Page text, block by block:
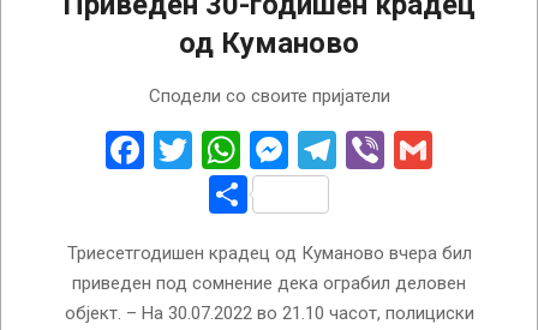
од Куманово
Сподели со своите пријатели
Facebook
Twitter
WhatsApp
Messenger
Telegram
Viber
Share
Триесетгодишен крадец од Куманово вчера бил
приведен под сомнение дека ограбил деловен
објект. – На 30.07.2022 во 21.10 часот, полициски